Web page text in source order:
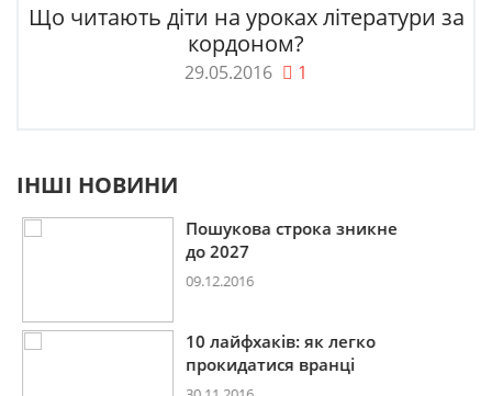
Що читають діти на уроках літератури за
кордоном?
29.05.2016 1
ІНШІ НОВИНИ
Пошукова строка зникне
до 2027
09.12.2016
10 лайфхаків: як легко
прокидатися вранці